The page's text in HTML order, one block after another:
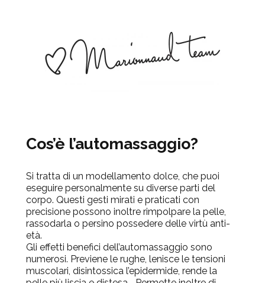
Cos’è l’automassaggio?
Si tratta di un modellamento dolce, che puoi
eseguire personalmente su diverse parti del
corpo. Questi gesti mirati e praticati con
precisione possono inoltre rimpolpare la pelle,
rassodarla o persino possedere delle virtù anti-
età.
Gli effetti benefici dell’automassaggio sono
numerosi. Previene le rughe, lenisce le tensioni
muscolari, disintossica l’epidermide, rende la